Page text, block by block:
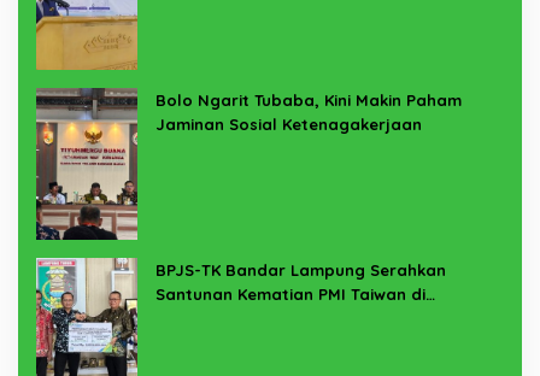
Bolo Ngarit Tubaba, Kini Makin Paham
Jaminan Sosial Ketenagakerjaan
BPJS-TK Bandar Lampung Serahkan
Santunan Kematian PMI Taiwan di